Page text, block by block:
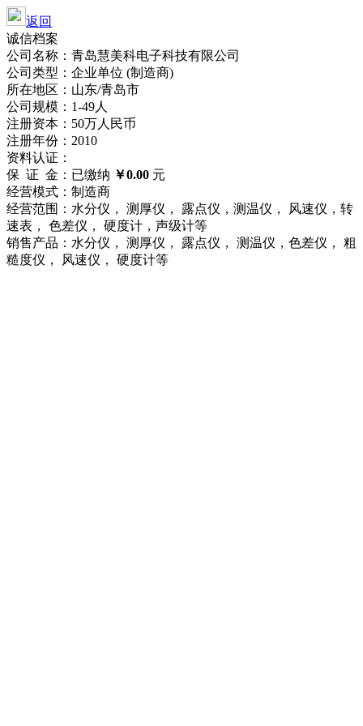
返回
诚信档案
公司名称：青岛慧美科电子科技有限公司
公司类型：企业单位 (制造商)
所在地区：山东/青岛市
公司规模：1-49人
注册资本：50万人民币
注册年份：2010
资料认证：
保 证 金：已缴纳 ￥0.00 元
经营模式：制造商
经营范围：水分仪， 测厚仪， 露点仪，测温仪， 风速仪，转
速表， 色差仪， 硬度计，声级计等
销售产品：水分仪， 测厚仪， 露点仪， 测温仪，色差仪， 粗
糙度仪， 风速仪， 硬度计等